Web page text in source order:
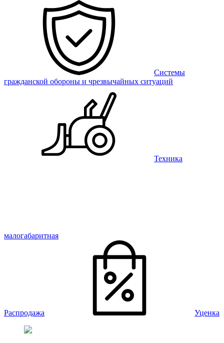
Системы
гражданской обороны и чрезвычайных ситуаций
Техника
малогабаритная
Распродажа Уценка